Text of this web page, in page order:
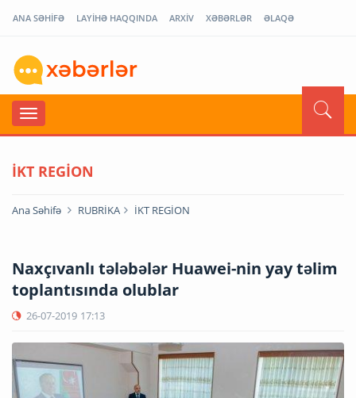
ANA SƏHİFƏ LAYİHƏ HAQQINDA ARXİV XƏBƏRLƏR ƏLAQƏ
İKT REGİON
Ana Səhifə RUBRİKA İKT REGİON
Naxçıvanlı tələbələr Huawei-nin yay təlim
toplantısında olublar
26-07-2019 17:13